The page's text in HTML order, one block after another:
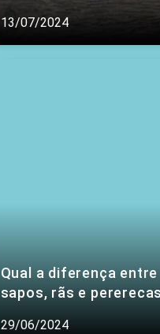
13/07/2024
Qual a diferença entre
sapos, rãs e
29/06/2024